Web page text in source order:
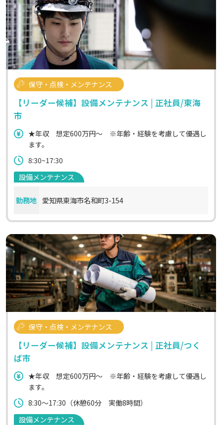
保守・点検・メンテナンス
【リーダー候補】設備メンテナンス | 正社員/東海
市
★年収 想定600万円～ ※年齢・経験を考慮して優遇し
ます。
8:30~17:30
設備メンテナンス
勤務地 愛知県東海市名和町3-154
保守・点検・メンテナンス
【リーダー候補】設備メンテナンス | 正社員/つく
ば市
★年収 想定600万円～ ※年齢・経験を考慮して優遇し
ます。
8:30～17:30（休憩60分 実働8時間）
設備メンテナンス